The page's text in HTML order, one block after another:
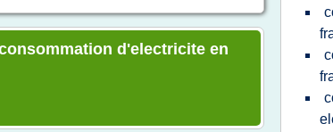
d'electricite en